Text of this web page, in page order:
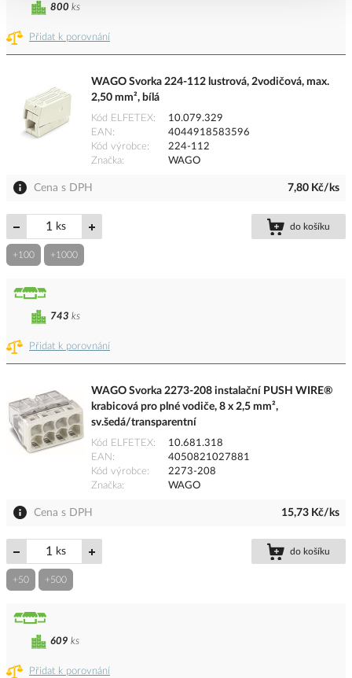
Přidat k porovnání
800 ks
WAGO Svorka 224-112 lustrová, 2vodičová, max.
2,50 mm², bílá
Kód ELFETEX
10.079.329
EAN
4044918583596
Kód výrobce
224-112
Značka
WAGO
Cena s DPH 7,80 Kč/ks
ks do košíku
+100 +1000
Přidat k porovnání
743 ks
WAGO Svorka 2273-208 instalační PUSH WIRE®
krabicová pro plné vodiče, 8 x 2,5 mm²,
sv.šedá/transparentní
Kód ELFETEX
10.681.318
EAN
4050821027881
Kód výrobce
2273-208
Značka
WAGO
Cena s DPH 15,73 Kč/ks
ks do košíku
+50 +500
Přidat k porovnání
609 ks